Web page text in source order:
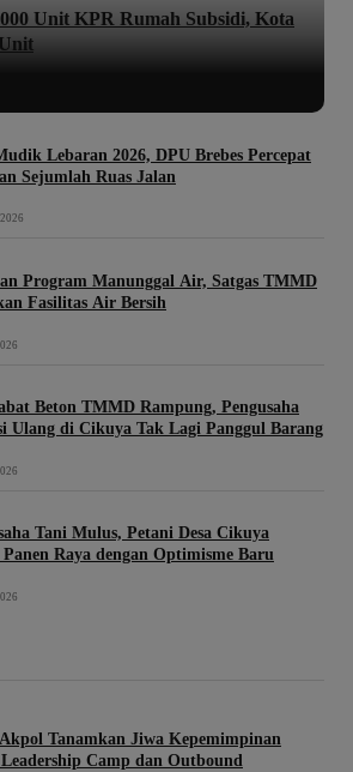
Unit KPR Rumah Subsidi, Kota
Lebaran 2026, DPU Brebes Percepat
Sejumlah Ruas Jalan
Program Manunggal Air, Satgas TMMD
Fasilitas Air Bersih
Beton TMMD Rampung, Pengusaha
Ulang di Cikuya Tak Lagi Panggul Barang
Tani Mulus, Petani Desa Cikuya
Raya dengan Optimisme Baru
Tanamkan Jiwa Kepemimpinan
Camp dan Outbound